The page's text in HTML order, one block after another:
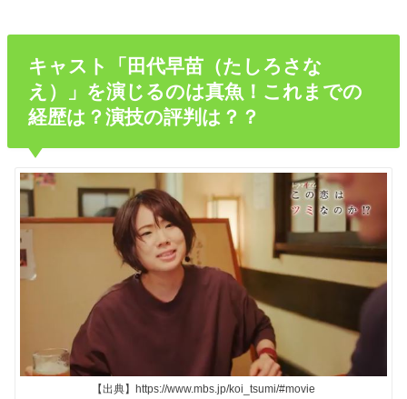
キャスト「田代早苗（たしろさな
え）」を演じるのは真魚！これまでの
経歴は？演技の評判は？？
【出典】https://www.mbs.jp/koi_tsumi/#movie